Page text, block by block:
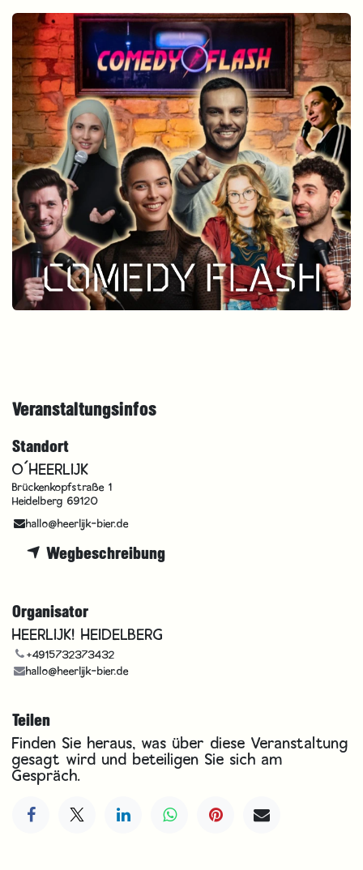
Veranstaltungsinfos
Standort
O´HEERLIJK
Brückenkopfstraße 1
Heidelberg 69120
hallo@heerlijk-bier.de
Wegbeschreibung
Organisator
HEERLIJK! HEIDELBERG
+4915732373432
hallo@heerlijk-bier.de
Teilen
Finden Sie heraus, was über diese Veranstaltung
gesagt wird und beteiligen Sie sich am
Gespräch.